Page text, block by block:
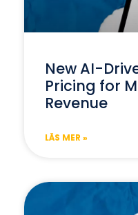
New AI-
Pricing for
Revenue
LÄS MER »